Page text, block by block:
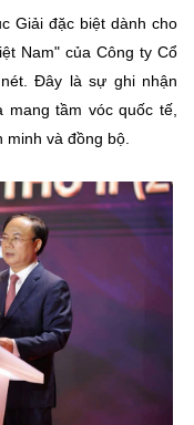
Giải đặc biệt dành cho
Nam" của Công ty Cổ
Đây là sự ghi nhận
tầm vóc quốc tế,
và đồng bộ.